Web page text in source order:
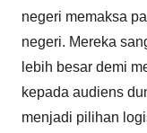
negeri memaksa
negeri. Mereka
lebih besar demi
kepada audiens
menjadi pilihan